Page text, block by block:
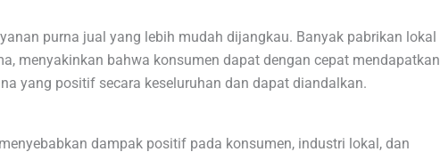
purna jual yang lebih mudah dijangkau. Banyak pabrikan lokal
menyakinkan bahwa konsumen dapat dengan cepat mendapatkan
yang positif secara keseluruhan dan dapat diandalkan.
dampak positif pada konsumen, industri lokal, dan